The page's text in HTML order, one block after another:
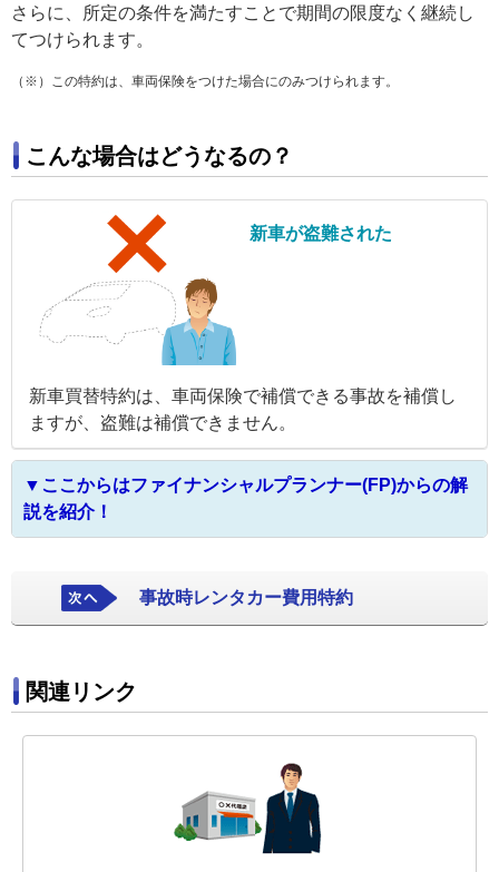
さらに、所定の条件を満たすことで期間の限度なく継続し
てつけられます。
（※） この特約は、車両保険をつけた場合にのみつけられます。
こんな場合はどうなるの？
新車が盗難された
新車買替特約は、車両保険で補償できる事故を補償し
ますが、盗難は補償できません。
▼ここからはファイナンシャルプランナー(FP)からの解
説を紹介！
事故時レンタカー費用特約
関連リンク